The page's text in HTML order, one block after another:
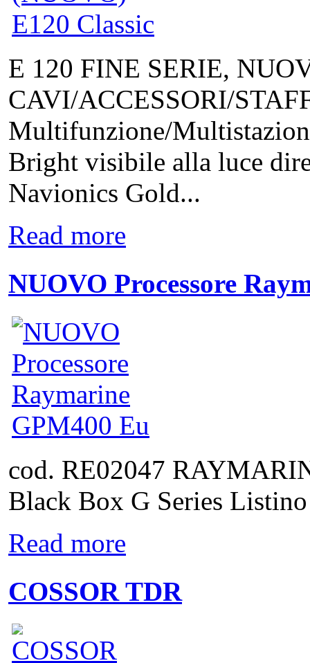
E 120 FINE SERIE,
CAVI/ACCESSORI/
Multifunzione/
Bright visibile alla luce
Navionics Gold...
Read more
NUOVO Processore
cod. RE02047
Black Box G Series
Read more
COSSOR TDR